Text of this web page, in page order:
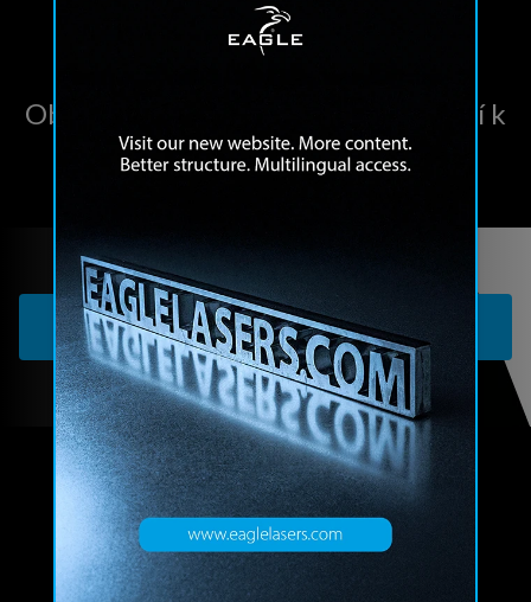
Objevte všechna naše řešení vedoucí k
dosažení nejvyšší účinnosti řezání
STÁHNĚTE SI NÁŠ KATALOG